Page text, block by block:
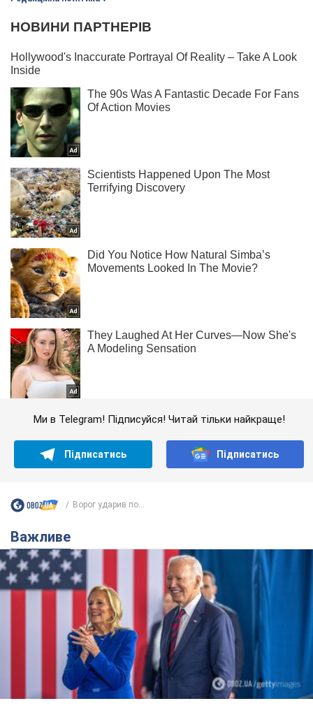
Ми в Telegram! Підписуйся! Читай тільки найкраще!
Підписатись Підписатись
Ворог ударив по...
Важливе